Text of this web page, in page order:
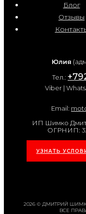
Блог
Отзывы
Юлия
Тел.:
Viber |
Email:
ИП Шимко
ОГРНИП:
УЗНАТЬ
2026 © ДМИТРИЙ
ВСЕ